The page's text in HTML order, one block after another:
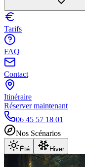
Tarifs
FAQ
Contact
Itinéraire
Réserver maintenant
06 45 57 18 01
Nos Scénarios
Été Hiver